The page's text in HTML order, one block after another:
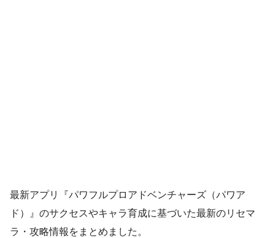
最新アプリ『パワフルプロアドベンチャーズ（パワア
ド）』のサクセスやキャラ育成に基づいた最新のリセマ
ラ・攻略情報をまとめました。